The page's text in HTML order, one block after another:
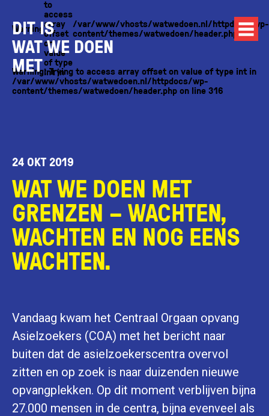
Warning
to
access
array
offset
on
value
of type
int in
/var/www/vhosts/watwedoen.nl/httpdocs/wp-
content/themes/watwedoen/header.php
DIT IS
WAT WE DOEN
MET
Warning: Trying to access array offset on value of type int in
/var/www/vhosts/watwedoen.nl/httpdocs/wp-
content/themes/watwedoen/header.phpon line316
24 OKT 2019
WAT WE DOEN MET
GRENZEN – WACHTEN,
WACHTEN EN NOG EENS
WACHTEN.
Vandaag kwam het Centraal Orgaan opvang
Asielzoekers (COA) met het bericht naar
buiten dat de asielzoekerscentra overvol
zitten en op zoek is naar duizenden nieuwe
opvangplekken. Op dit moment verblijven bijna
27.000 mensen in de centra, bijna evenveel als